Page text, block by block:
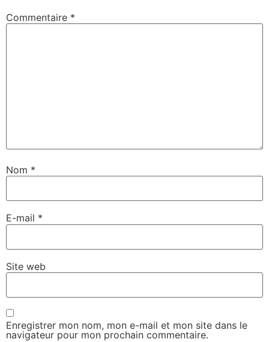
Commentaire *
Nom *
E-mail *
Site web
Enregistrer mon nom, mon e-mail et mon site dans le
navigateur pour mon prochain commentaire.